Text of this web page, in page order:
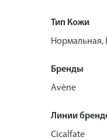
Тип Кожи
Нормальная,
Бренды
Avène
Линии
Cicalfate